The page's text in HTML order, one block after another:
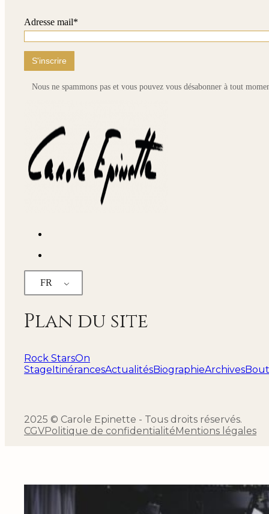
Adresse mail*
Nous ne spammons pas et vous pouvez vous désabonner à tout
FR
Plan du site
Rock StarsOn
StageItinérancesActualitésBiographieArchives
2025 © Carole Epinette - Tous droits réservés.
CGVPolitique de confidentialitéMentions légales